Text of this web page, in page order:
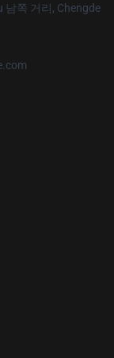
남쪽 거리, Chengde